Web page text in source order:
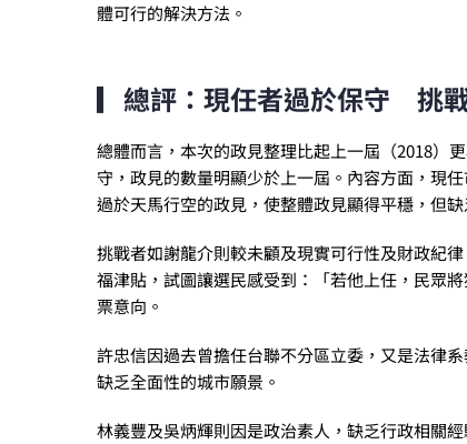
體可行的解決方法。
▎總評：現任者過於保守 挑
總體而言，本次的政見整理比起上一屆（2018）
守，政見的數量明顯少於上一屆。內容方面，現
過於天馬行空的政見，使整體政見顯得平穩，但
挑戰者如謝龍介則較未顧及現實可行性及財政紀
福津貼，試圖讓選民感受到：「若他上任，民眾
票意向。
許忠信因過去曾擔任台聯不分區立委，又是法律
缺乏全面性的城市願景。
林義豐及吳炳輝則因是政治素人，缺乏行政相關